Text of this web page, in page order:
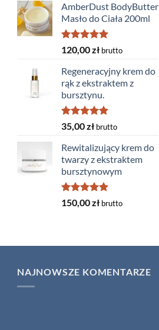
AmberDust BodyButter
Masło do Ciała 200ml
Oceniono
5.00na 5
120,00zł brutto
Regeneracyjny krem do
rąk z ekstraktem z
bursztynu.
Oceniono
5.00
35,00zł brutto
Rewitalizujący krem do
twarzy z ekstraktem
bursztynowym
Oceniono
5.00na 5
150,00zł brutto
NAJNOWSZE KOMENTARZE